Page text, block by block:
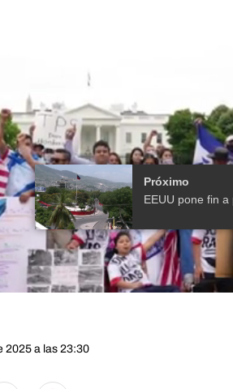
Próximo
2025 a las 23:30